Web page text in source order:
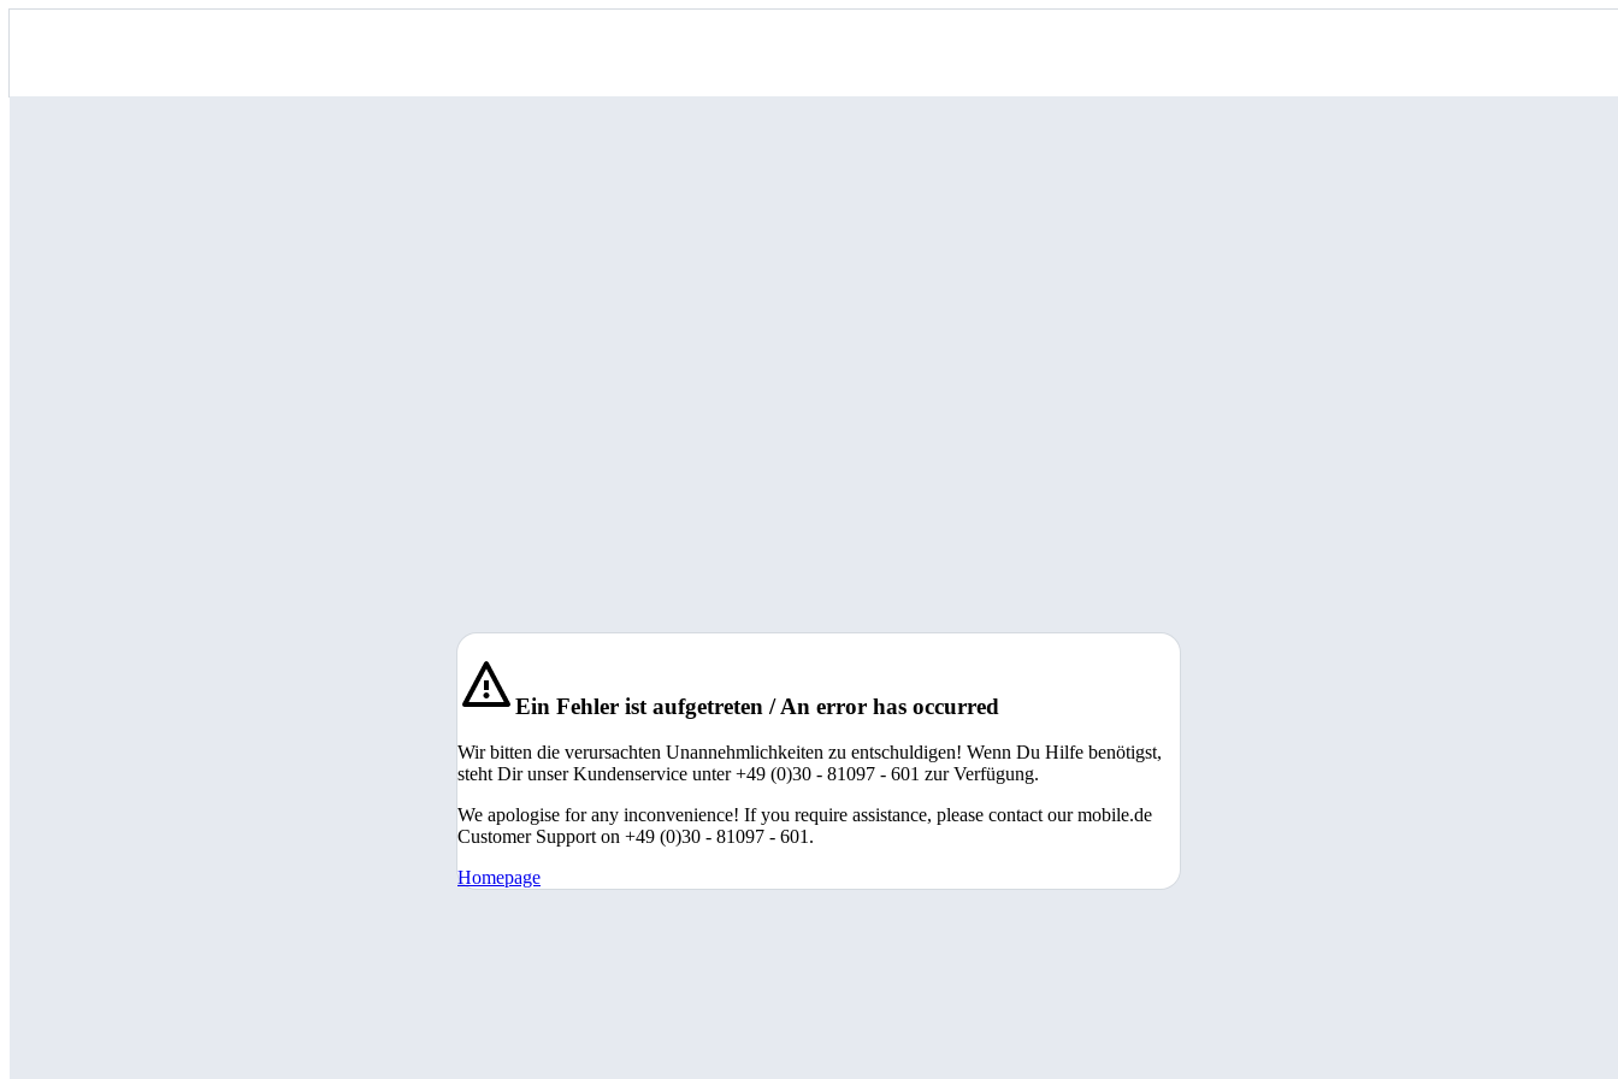
Ein Fehler ist aufgetreten / An error has occurred
Wir bitten die verursachten Unannehmlichkeiten zu entschuldigen! Wenn Du Hilfe benötigst,
steht Dir unser Kundenservice unter +49 (0)30 - 81097 - 601 zur Verfügung.
We apologise for any inconvenience! If you require assistance, please contact our mobile.de
Customer Support on +49 (0)30 - 81097 - 601.
Homepage